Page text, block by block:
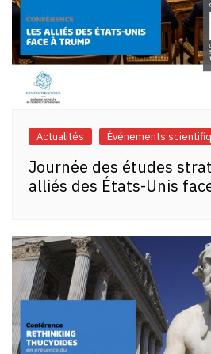
Actualités Événements
Journée des études
alliés des États-Unis